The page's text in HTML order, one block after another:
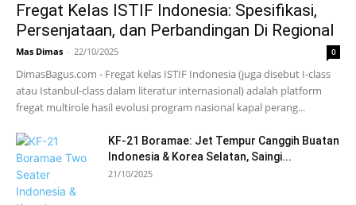
Fregat Kelas ISTIF Indonesia: Spesifikasi,
Persenjataan, dan Perbandingan Di Regional
Mas Dimas - 22/10/2025 0
DimasBagus.com - Fregat kelas ISTIF Indonesia (juga disebut I-class
atau Istanbul-class dalam literatur internasional) adalah platform
fregat multirole hasil evolusi program nasional kapal perang...
KF-21 Boramae: Jet Tempur Canggih Buatan
Indonesia & Korea Selatan, Saingi...
21/10/2025